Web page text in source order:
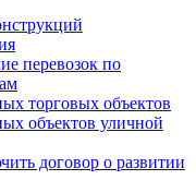
перевозок по
торговых объектов
объектов уличной
договор о развитии